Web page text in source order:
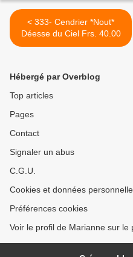
< 333- Cendrier *Nout*
Déesse du Ciel Frs. 40.00
Hébergé par Overblog
Top articles
Pages
Contact
Signaler un abus
C.G.U.
Cookies et données
Préférences cookies
Voir le profil de Marianne sur le